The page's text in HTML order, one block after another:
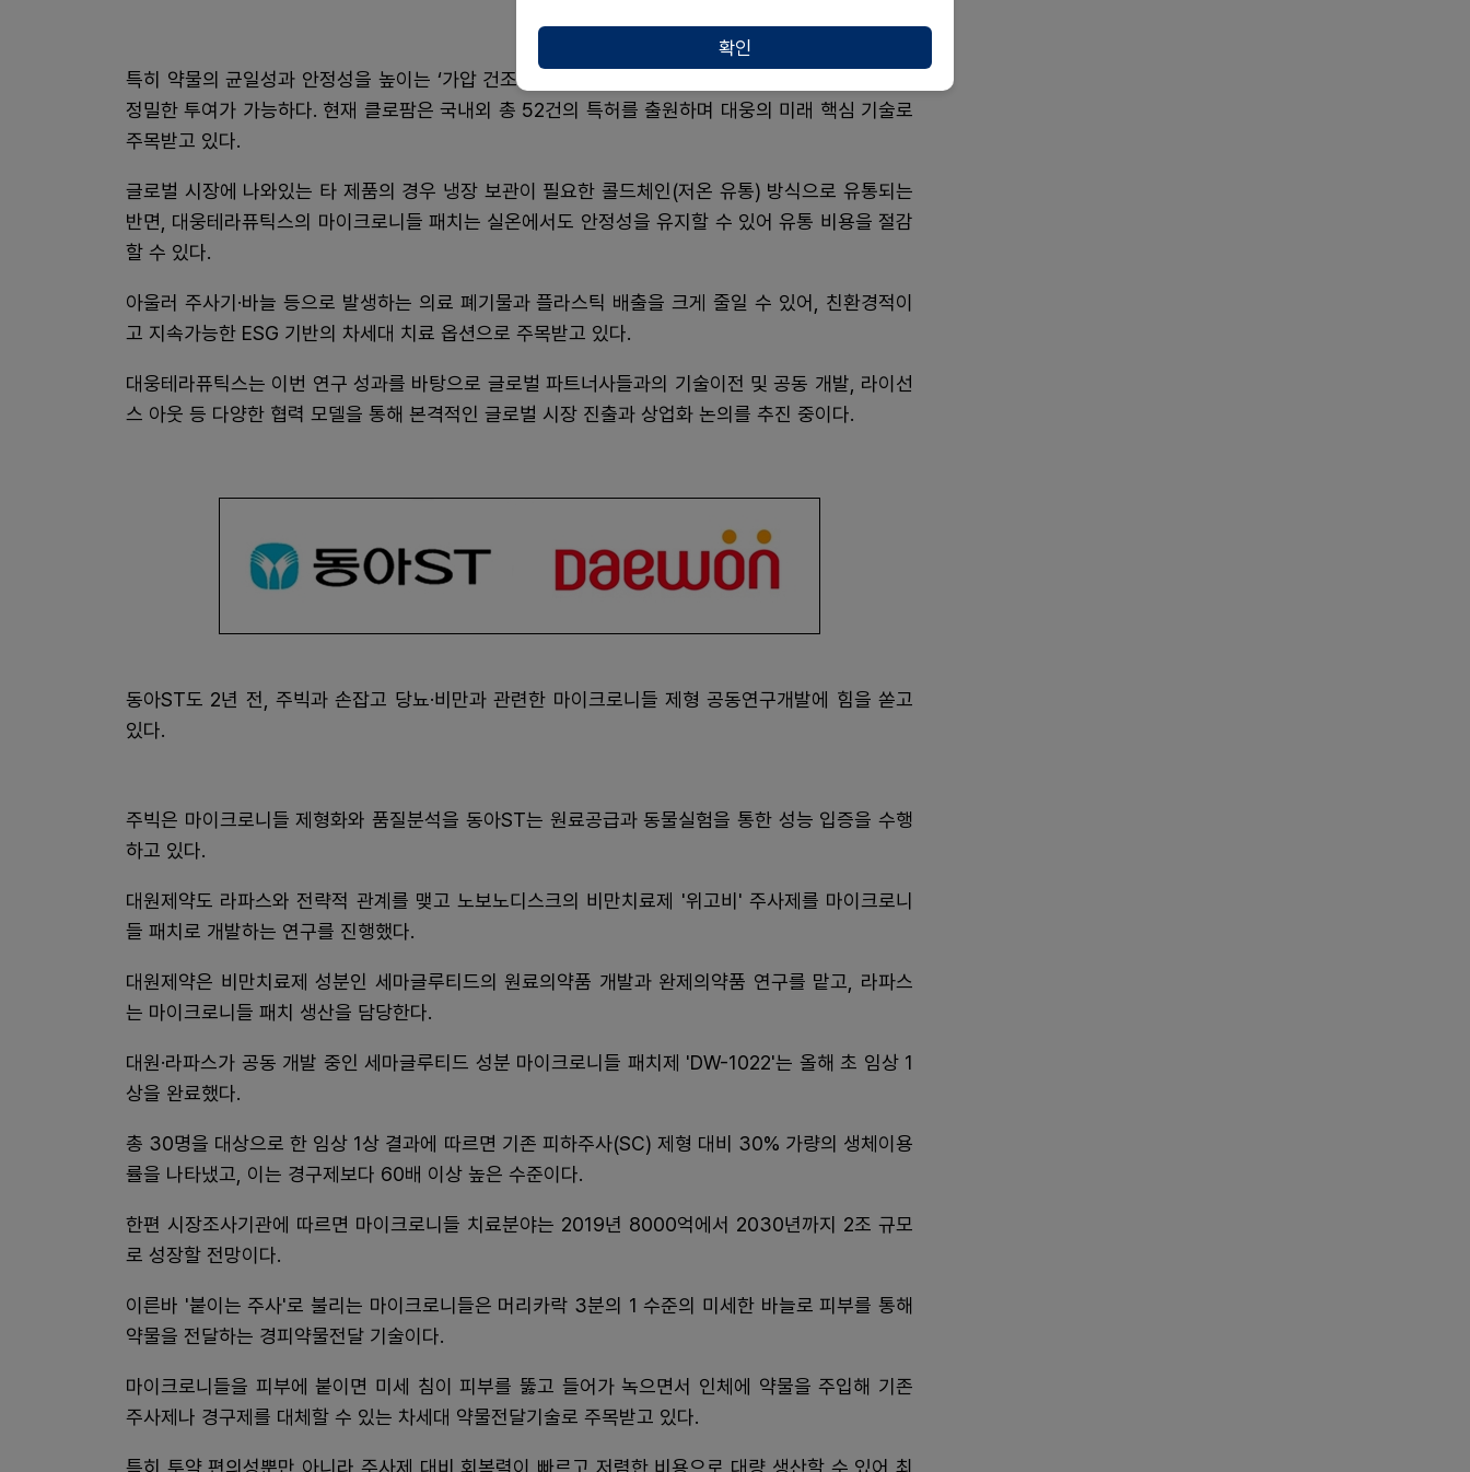
특히 약물의 균일성과 안정성을 높이는 ‘가압 건조’ 및 ‘완전밀착 포장’ 기술을 적용해 오염 우려 없이
정밀한 투여가 가능하다. 현재 클로팜은 국내외 총 52건의 특허를 출원하며 대웅의 미래 핵심 기술로
주목받고 있다.
글로벌 시장에 나와있는 타 제품의 경우 냉장 보관이 필요한 콜드체인(저온 유통) 방식으로 유통되는
반면, 대웅테라퓨틱스의 마이크로니들 패치는 실온에서도 안정성을 유지할 수 있어 유통 비용을 절감
할 수 있다.
아울러 주사기·바늘 등으로 발생하는 의료 폐기물과 플라스틱 배출을 크게 줄일 수 있어, 친환경적이
고 지속가능한 ESG 기반의 차세대 치료 옵션으로 주목받고 있다.
대웅테라퓨틱스는 이번 연구 성과를 바탕으로 글로벌 파트너사들과의 기술이전 및 공동 개발, 라이선
스 아웃 등 다양한 협력 모델을 통해 본격적인 글로벌 시장 진출과 상업화 논의를 추진 중이다.
동아ST도 2년 전, 주빅과 손잡고 당뇨·비만과 관련한 마이크로니들 제형 공동연구개발에 힘을 쏟고
있다.
주빅은 마이크로니들 제형화와 품질분석을 동아ST는 원료공급과 동물실험을 통한 성능 입증을 수행
하고 있다.
대원제약도 라파스와 전략적 관계를 맺고 노보노디스크의 비만치료제 '위고비' 주사제를 마이크로니
들 패치로 개발하는 연구를 진행했다.
대원제약은 비만치료제 성분인 세마글루티드의 원료의약품 개발과 완제의약품 연구를 맡고, 라파스
는 마이크로니들 패치 생산을 담당한다.
대원·라파스가 공동 개발 중인 세마글루티드 성분 마이크로니들 패치제 'DW-1022'는 올해 초 임상 1
상을 완료했다.
총 30명을 대상으로 한 임상 1상 결과에 따르면 기존 피하주사(SC) 제형 대비 30% 가량의 생체이용
률을 나타냈고, 이는 경구제보다 60배 이상 높은 수준이다.
한편 시장조사기관에 따르면 마이크로니들 치료분야는 2019년 8000억에서 2030년까지 2조 규모
로 성장할 전망이다.
이른바 '붙이는 주사'로 불리는 마이크로니들은 머리카락 3분의 1 수준의 미세한 바늘로 피부를 통해
약물을 전달하는 경피약물전달 기술이다.
마이크로니들을 피부에 붙이면 미세 침이 피부를 뚫고 들어가 녹으면서 인체에 약물을 주입해 기존
주사제나 경구제를 대체할 수 있는 차세대 약물전달기술로 주목받고 있다.
확인